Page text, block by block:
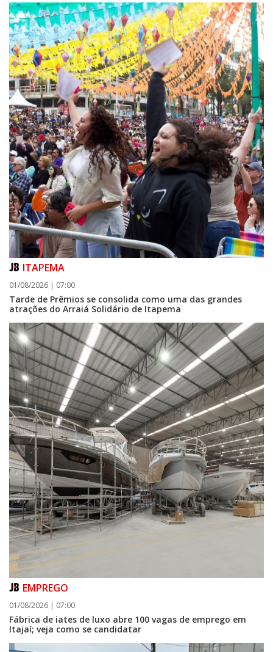
07/08/2026 | 07:00
Prefeitura de Itapema segue com credenciamento aberto para artistas e
produtores culturais
ITAPEMA
07/08/2026 | 07:00
Itapema se destaca no IDEB e conquista melhor resultado da região
ITAPEMA
01/08/2026 | 07:00
Tarde de Prêmios se consolida como uma das grandes
atrações do Arraiá Solidário de Itapema
EMPREGO
01/08/2026 | 07:00
Fábrica de iates de luxo abre 100 vagas de emprego em
Itajaí; veja como se candidatar